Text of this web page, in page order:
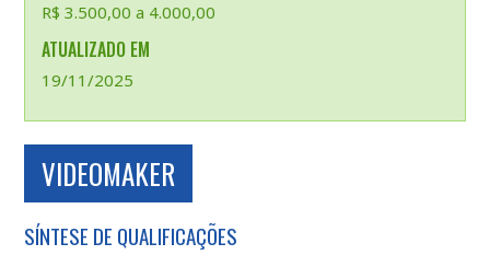
R$ 3.500,00 a 4.000,00
ATUALIZADO EM
19/11/2025
VIDEOMAKER
SÍNTESE DE QUALIFICAÇÕES